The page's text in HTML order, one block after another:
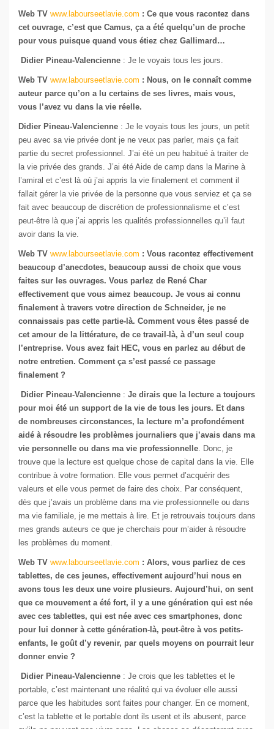
Web TV www.labourseetlavie.com : Ce que vous racontez dans
cet ouvrage, c’est que Camus, ça a été quelqu’un de proche
pour vous puisque quand vous étiez chez Gallimard…
Didier Pineau-Valencienne : Je le voyais tous les jours.
Web TV www.labourseetlavie.com : Nous, on le connaît comme
auteur parce qu’on a lu certains de ses livres, mais vous,
vous l’avez vu dans la vie réelle.
Didier Pineau-Valencienne : Je le voyais tous les jours, un petit
peu avec sa vie privée dont je ne veux pas parler, mais ça fait
partie du secret professionnel. J’ai été un peu habitué à traiter de
la vie privée des grands. J’ai été Aide de camp dans la Marine à
l’amiral et c’est là où j’ai appris la vie finalement et comment il
fallait gérer la vie privée de la personne que vous serviez et ça se
fait avec beaucoup de discrétion de professionnalisme et c’est
peut-être là que j’ai appris les qualités professionnelles qu’il faut
avoir dans la vie.
Web TV www.labourseetlavie.com : Vous racontez effectivement
beaucoup d’anecdotes, beaucoup aussi de choix que vous
faites sur les ouvrages. Vous parlez de René Char
effectivement que vous aimez beaucoup. Je vous ai connu
finalement à travers votre direction de Schneider, je ne
connaissais pas cette partie-là. Comment vous êtes passé de
cet amour de la littérature, de ce travail-là, à d’un seul coup
l’entreprise. Vous avez fait HEC, vous en parlez au début de
notre entretien. Comment ça s’est passé ce passage
finalement ?
Didier Pineau-Valencienne : Je dirais que la lecture a toujours
pour moi été un support de la vie de tous les jours. Et dans
de nombreuses circonstances, la lecture m’a profondément
aidé à résoudre les problèmes journaliers que j’avais dans ma
vie personnelle ou dans ma vie professionnelle. Donc, je
trouve que la lecture est quelque chose de capital dans la vie. Elle
contribue à votre formation. Elle vous permet d’acquérir des
valeurs et elle vous permet de faire des choix. Par conséquent,
dès que j’avais un problème dans ma vie professionnelle ou dans
ma vie familiale, je me mettais à lire. Et je retrouvais toujours dans
mes grands auteurs ce que je cherchais pour m’aider à résoudre
les problèmes du moment.
Web TV www.labourseetlavie.com : Alors, vous parliez de ces
tablettes, de ces jeunes, effectivement aujourd’hui nous en
avons tous les deux une voire plusieurs. Aujourd’hui, on sent
que ce mouvement a été fort, il y a une génération qui est née
avec ces tablettes, qui est née avec ces smartphones, donc
pour lui donner à cette génération-là, peut-être à vos petits-
enfants, le goût d’y revenir, par quels moyens on pourrait leur
donner envie ?
Didier Pineau-Valencienne : Je crois que les tablettes et le
portable, c’est maintenant une réalité qui va évoluer elle aussi
parce que les habitudes sont faites pour changer. En ce moment,
c’est la tablette et le portable dont ils usent et ils abusent, parce